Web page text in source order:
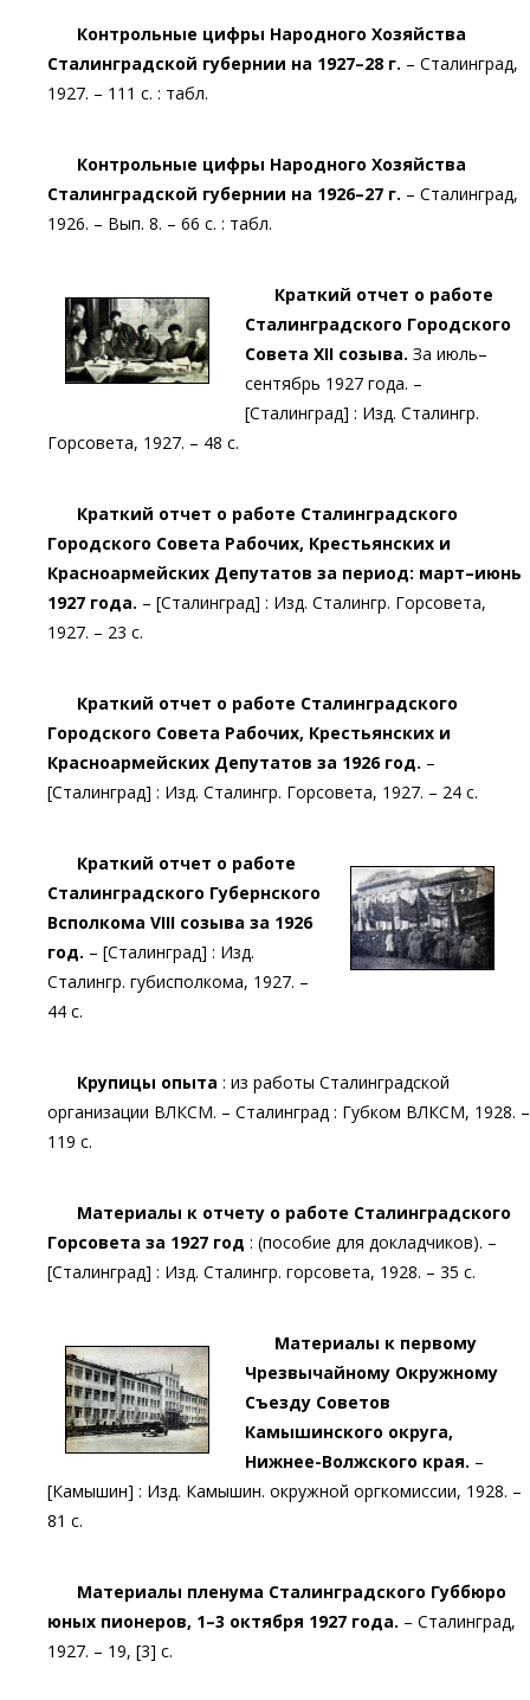
Контрольные цифры Народного Хозяйства
Сталинградской губернии на 1927–28 г. – Сталинград,
1927. – 111 с. : табл.
Контрольные цифры Народного Хозяйства
Сталинградской губернии на 1926–27 г. – Сталинград,
1926. – Вып. 8. – 66 с. : табл.
Краткий отчет о работе
Сталинградского Городского
Совета XII созыва. За июль–
сентябрь 1927 года. –
[Сталинград] : Изд. Сталингр.
Горсовета, 1927. – 48 с.
Краткий отчет о работе Сталинградского
Городского Совета Рабочих, Крестьянских и
Красноармейских Депутатов за период: март–июнь
1927 года. – [Сталинград] : Изд. Сталингр. Горсовета,
1927. – 23 с.
Краткий отчет о работе Сталинградского
Городского Совета Рабочих, Крестьянских и
Красноармейских Депутатов за 1926 год. –
[Сталинград] : Изд. Сталингр. Горсовета, 1927. – 24 с.
Краткий отчет о работе
Сталинградского Губернского
Bсполкома VIII созыва за 1926
год. – [Сталинград] : Изд.
Сталингр. губисполкома, 1927. –
44 с.
Крупицы опыта : из работы Сталинградской
организации ВЛКСМ. – Сталинград : Губком ВЛКСМ, 1928. –
119 с.
Материалы к отчету о работе Сталинградского
Горсовета за 1927 год : (пособие для докладчиков). –
[Сталинград] : Изд. Сталингр. горсовета, 1928. – 35 с.
Материалы к первому
Чрезвычайному Окружному
Съезду Советов
Камышинского округа,
Нижнее-Волжского края. –
[Камышин] : Изд. Камышин. окружной оргкомиссии, 1928. –
81 с.
Материалы пленума Сталинградского Губбюро
юных пионеров, 1–3 октября 1927 года. – Сталинград,
1927. – 19, [3] с.